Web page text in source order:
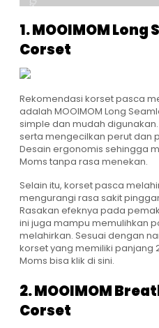
1. MOOIMOM
Corset
Rekomendasi korset pasca
adalah MOOIMOM Long
simple dan mudah
serta mengecilkan perut dan
Desain ergonomis sehingga
Moms tanpa rasa menekan.
Selain itu, korset pasca
mengurangi rasa sakit
Rasakan efeknya pada
ini juga mampu memulihkan
melahirkan. Sesuai dengan
korset yang memiliki panjang
Moms bisa klik di sini.
2. MOOIMOM
Corset